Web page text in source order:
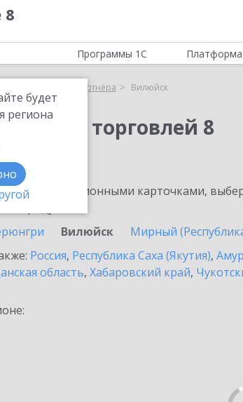
8
будет
региона
Программы 1С Платформа
Выбор партнёра Вилюйск
торговлей 8
с информационными карточками,
Вилюйск
Мирный
Россия, Республика Саха (Якутия),
область, Хабаровский край,